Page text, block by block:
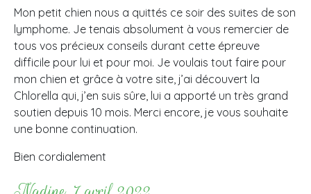
Mon petit chien nous a quittés ce soir des suites de son
lymphome. Je tenais absolument à vous remercier de
tous vos précieux conseils durant cette épreuve
difficile pour lui et pour moi. Je voulais tout faire pour
mon chien et grâce à votre site, j’ai découvert la
Chlorella qui, j’en suis sûre, lui a apporté un très grand
soutien depuis 10 mois. Merci encore, je vous souhaite
une bonne continuation.
Bien cordialement